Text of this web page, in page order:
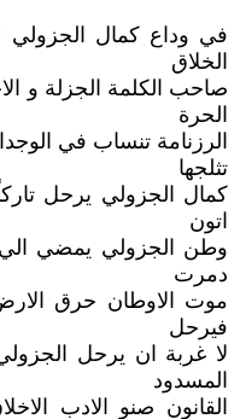
في وداع كمال الجزولي
الخلاق
صاحب الكلمة الجزلة و
الحرة
الرزنامة تنساب في
تثلجها
كمال الجزولي يرحل
اتون
وطن الجزولي يمضي
دمرت
موت الاوطان حرق
فيرحل
لا غربة ان يرحل
المسدود
القانون صنو الادب